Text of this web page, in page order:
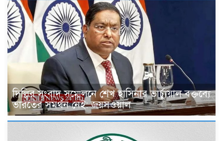
দিল্লির সংবাদ সম্মেলনে শেখ হাসিনার ভার্চ্যুয়াল বক্তব্যে
ভারতের সমর্থন নেই: জয়সওয়াল